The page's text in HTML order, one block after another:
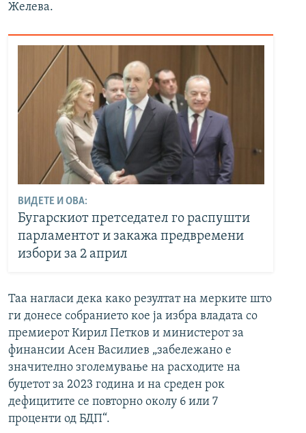
Желева.
ВИДЕТЕ И ОВА:
Бугарскиот претседател го распушти
парламентот и закажа предвремени
избори за 2 април
Таа нагласи дека како резултат на мерките што
ги донесе собранието кое ја избра владата со
премиерот Кирил Петков и министерот за
финансии Асен Василиев „забележано е
значително зголемување на расходите на
буџетот за 2023 година и на среден рок
дефицитите се повторно околу 6 или 7
проценти од БДП“.